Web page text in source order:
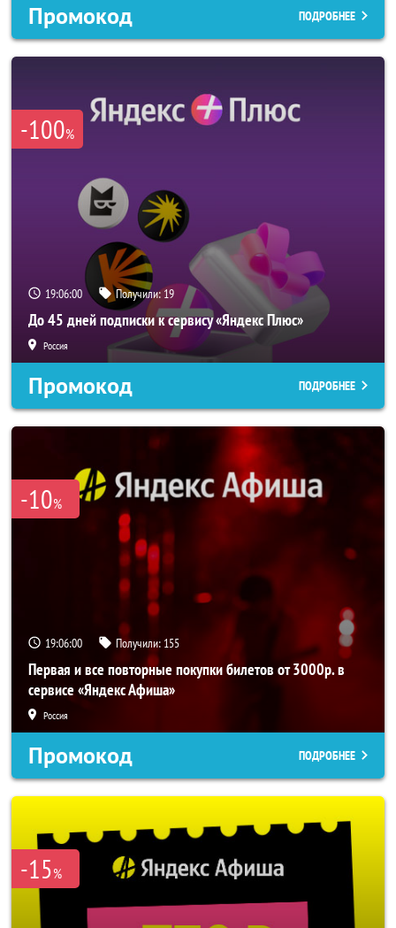
Промокод ПОДРОБНЕЕ
-100%
19:05:59 Получили:19
До 45 дней подписки к сервису «Яндекс Плюс»
Россия
Промокод ПОДРОБНЕЕ
-10%
19:05:59 Получили: 155
Первая и все повторные покупки билетов от 3000р. в
сервисе «Яндекс Афиша»
Россия
Промокод ПОДРОБНЕЕ
-15%